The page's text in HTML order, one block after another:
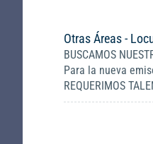
Otras Áreas -
BUSCAMOS
Para la nueva
REQUERIMOS